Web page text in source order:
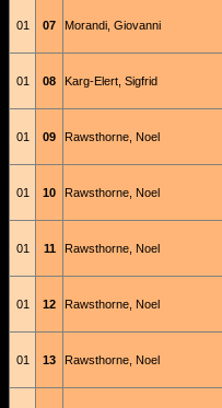
01 07 Morandi, Giovanni
01 08 Karg-Elert, Sigfrid
01 09 Rawsthorne, Noel
01 10 Rawsthorne, Noel
01 11 Rawsthorne, Noel
01 12 Rawsthorne, Noel
01 13 Rawsthorne, Noel